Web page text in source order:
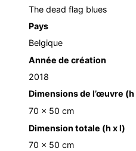
The dead flag blues
Pays
Belgique
Année de création
2018
Dimensions de l’œuvre (h
70 x 50 cm
Dimension totale (h x l)
70 x 50 cm